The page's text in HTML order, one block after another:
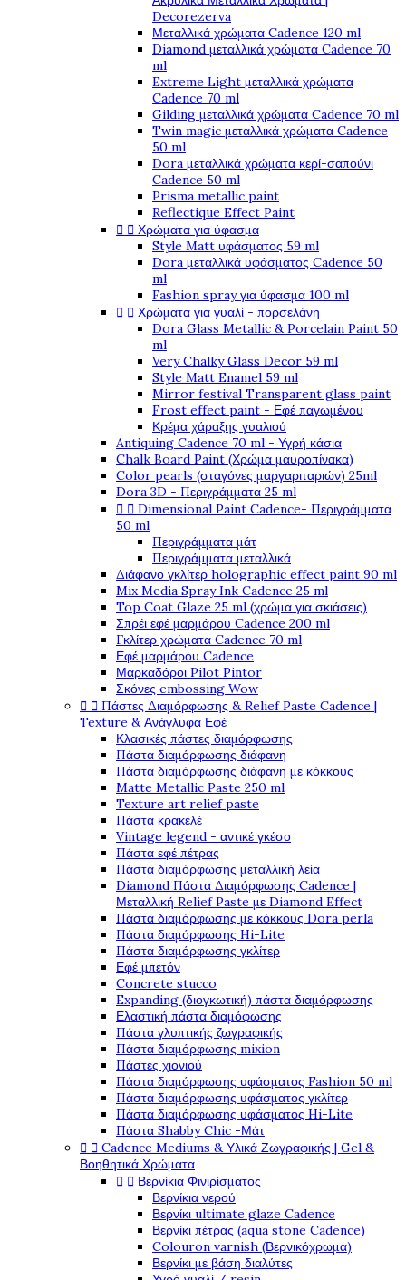
Decorezerva
Μεταλλικά χρώματα Cadence 120 ml
Diamond μεταλλικά χρώματα Cadence 70
ml
Extreme Light μεταλλικά χρώματα
Cadence 70 ml
Gilding μεταλλικά χρώματα Cadence 70 ml
Twin magic μεταλλικά χρώματα Cadence
50 ml
Dora μεταλλικά χρώματα κερί-σαπούνι
Cadence 50 ml
Prisma metallic paint
Reflectique Effect Paint
  Χρώματα για ύφασμα
Style Matt υφάσματος 59 ml
Dora μεταλλικά υφάσματος Cadence 50
ml
Fashion spray για ύφασμα 100 ml
  Χρώματα για γυαλί - πορσελάνη
Dora Glass Metallic & Porcelain Paint 50
ml
Very Chalky Glass Decor 59 ml
Style Matt Enamel 59 ml
Mirror festival Transparent glass paint
Frost effect paint - Εφέ παγωμένου
Κρέμα χάραξης γυαλιού
Antiquing Cadence 70 ml - Υγρή κάσια
Chalk Board Paint (Χρώμα μαυροπίνακα)
Color pearls (σταγόνες μαργαριταριών) 25ml
Dora 3D - Περιγράμματα 25 ml
  Dimensional Paint Cadence- Περιγράμματα
50 ml
Περιγράμματα μάτ
Περιγράμματα μεταλλικά
Διάφανο γκλίτερ holographic effect paint 90 ml
Mix Media Spray Ink Cadence 25 ml
Top Coat Glaze 25 ml (χρώμα για σκιάσεις)
Σπρέι εφέ μαρμάρου Cadence 200 ml
Γκλίτερ χρώματα Cadence 70 ml
Εφέ μαρμάρου Cadence
Μαρκαδόροι Pilot Pintor
Σκόνες embossing Wow
  Πάστες Διαμόρφωσης & Relief Paste Cadence |
Texture & Ανάγλυφα Εφέ
Κλασικές πάστες διαμόρφωσης
Πάστα διαμόρφωσης διάφανη
Πάστα διαμόρφωσης διάφανη με κόκκους
Matte Metallic Paste 250 ml
Texture art relief paste
Πάστα κρακελέ
Vintage legend - αντικέ γκέσο
Πάστα εφέ πέτρας
Πάστα διαμόρφωσης μεταλλική λεία
Diamond Πάστα Διαμόρφωσης Cadence |
Μεταλλική Relief Paste με Diamond Effect
Πάστα διαμόρφωσης με κόκκους Dora perla
Πάστα διαμόρφωσης Hi-Lite
Πάστα διαμόρφωσης γκλίτερ
Εφέ μπετόν
Concrete stucco
Expanding (διογκωτική) πάστα διαμόρφωσης
Ελαστική πάστα διαμόφωσης
Πάστα γλυπτικής ζωγραφικής
Πάστα διαμόρφωσης mixion
Πάστες χιονιού
Πάστα διαμόρφωσης υφάσματος Fashion 50 ml
Πάστα διαμόρφωσης υφάσματος γκλίτερ
Πάστα διαμόρφωσης υφάσματος Hi-Lite
Πάστα Shabby Chic -Μάτ
  Cadence Mediums & Υλικά Ζωγραφικής | Gel &
Βοηθητικά Χρώματα
  Βερνίκια Φινιρίσματος
Βερνίκια νερού
Βερνίκι ultimate glaze Cadence
Βερνίκι πέτρας (aqua stone Cadence)
Colouron varnish (Βερνικόχρωμα)
Βερνίκι με βάση διαλύτες